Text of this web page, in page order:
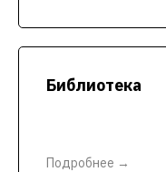
Библиотека
Подробнее →